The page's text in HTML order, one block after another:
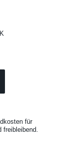
für
freibleibend.